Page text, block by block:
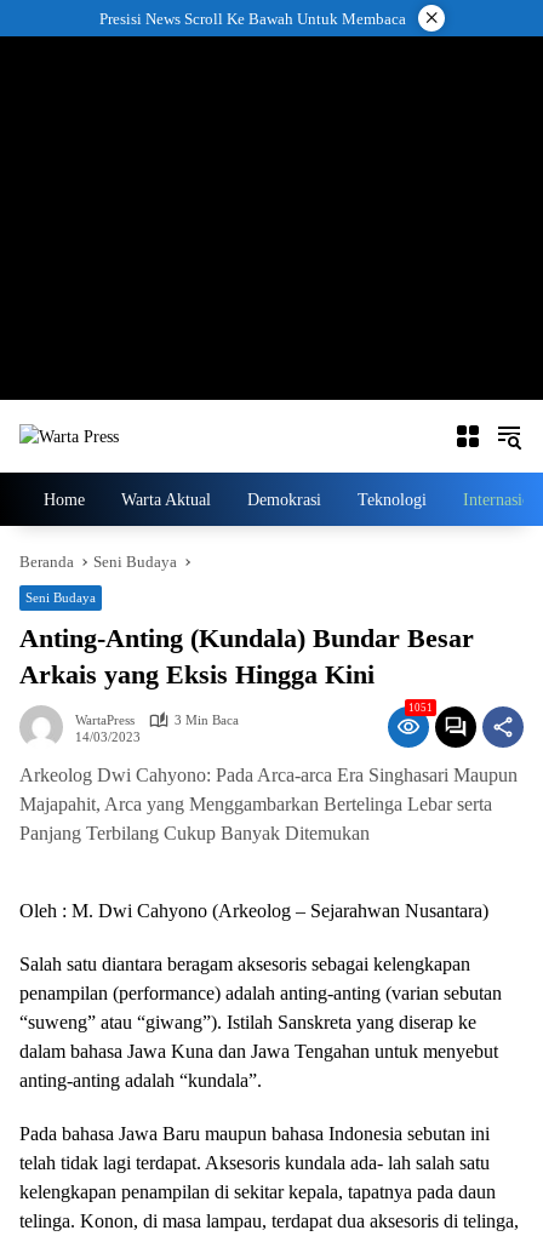
ke
Presisi News Scroll Ke Bawah Untuk Membaca ×
Home Warta Aktual Demokrasi Teknologi
Beranda Seni Budaya
Seni Budaya
Anting-Anting (Kundala) Bundar Besar
Arkais yang Eksis Hingga Kini
WartaPress
3 Min Baca
14/03/2023
1051
Arkeolog Dwi Cahyono: Pada Arca-arca Era Singhasari Maupun
Majapahit, Arca yang Menggambarkan Bertelinga Lebar serta
Panjang Terbilang Cukup Banyak Ditemukan
Oleh : M. Dwi Cahyono (Arkeolog – Sejarahwan Nusantara)
Salah satu diantara beragam aksesoris sebagai kelengkapan
penampilan (performance) adalah anting-anting (varian sebutan
“suweng” atau “giwang”). Istilah Sanskreta yang diserap ke
dalam bahasa Jawa Kuna dan Jawa Tengahan untuk menyebut
anting-anting adalah “kundala”.
Pada bahasa Jawa Baru maupun bahasa Indonesia sebutan ini
telah tidak lagi terdapat. Aksesoris kundala ada- lah salah satu
kelengkapan penampilan di sekitar kepala, tapatnya pada daun
telinga. Konon, di masa lampau, terdapat dua aksesoris di telinga,